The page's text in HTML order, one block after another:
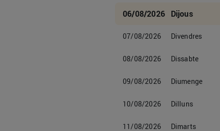
06/08/2026 Dijous
07/08/2026 Divendres
08/08/2026 Dissabte
09/08/2026 Diumenge
10/08/2026 Dilluns
11/08/2026 Dimarts